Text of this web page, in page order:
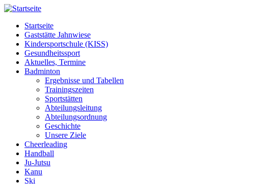
Startseite
Gaststätte Jahnwiese
Kindersportschule (KISS)
Gesundheitssport
Aktuelles, Termine
Badminton
Ergebnisse und Tabellen
Trainingszeiten
Sportstätten
Abteilungsleitung
Abteilungsordnung
Geschichte
Unsere Ziele
Cheerleading
Handball
Ju-Jutsu
Kanu
Ski